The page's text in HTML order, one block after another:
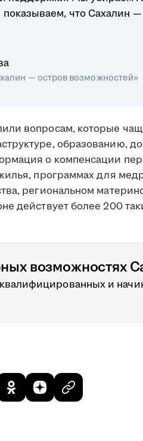
что Сахалин —
— остров возможностей»
вопросам, которые
образованию,
о компенсации
программах для
региональном
действует более 200
возможностях
и